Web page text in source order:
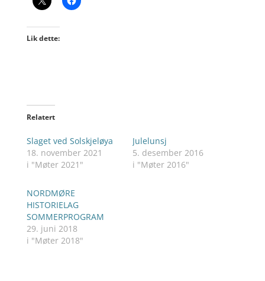
Lik dette:
Relatert
Slaget ved Solskjeløya
18. november 2021
i "Møter 2021"
Julelunsj
5. desember 2016
i "Møter 2016"
NORDMØRE
HISTORIELAG
SOMMERPROGRAM
29. juni 2018
i "Møter 2018"